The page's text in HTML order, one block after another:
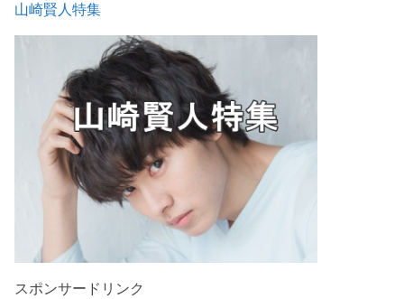
山崎賢人特集
スポンサードリンク